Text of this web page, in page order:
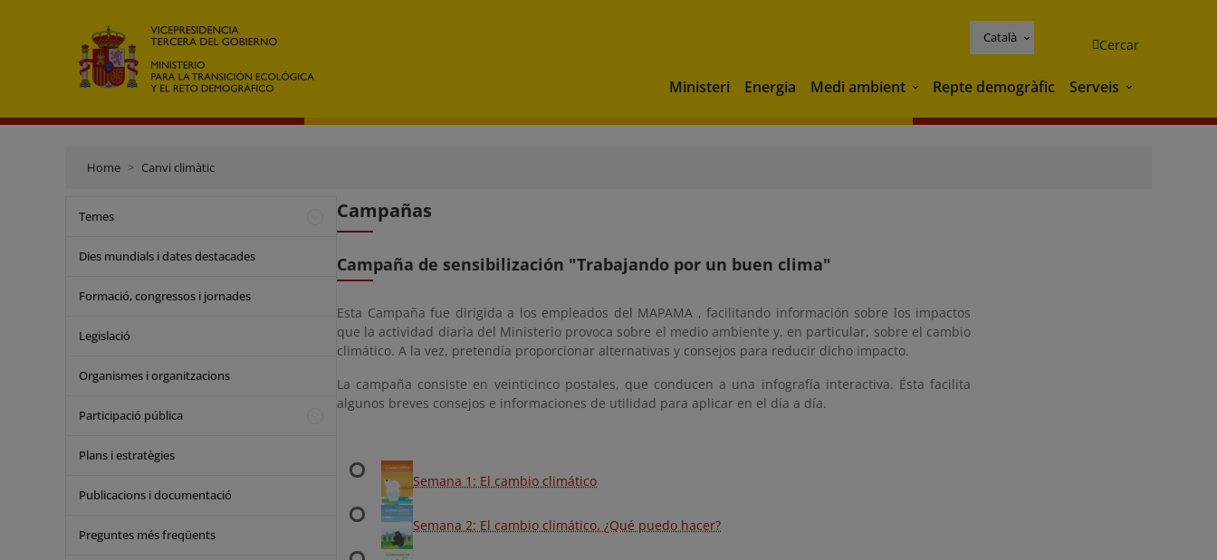
Català Cercar
Ministeri Energia Medi ambient Medi ambient
Repte demogràfic Serveis Serveis
Home Canvi climàtic
Temes
Dies mundials i dates destacades
Formació, congressos i jornades
Legislació
Organismes i organitzacions
Participació pública
Plans i estratègies
Publicacions i documentació
Preguntes més freqüents
Campañas
Campaña de sensibilización "Trabajando por un buen clima"
Esta Campaña fue dirigida a los empleados del MAPAMA , facilitando información sobre los impactos
que la actividad diaria del Ministerio provoca sobre el medio ambiente y, en particular, sobre el cambio
climático. A la vez, pretendía proporcionar alternativas y consejos para reducir dicho impacto.
La campaña consiste en veinticinco postales, que conducen a una infografía interactiva. Ésta facilita
algunos breves consejos e informaciones de utilidad para aplicar en el día a día.
Semana 1: El cambio climático
Semana 2: El cambio climático. ¿Qué puedo hacer?